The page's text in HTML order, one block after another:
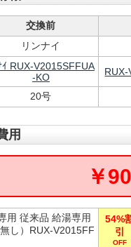
交換前
リンナイ
ｲ RUX-V2015SFFUA
-KO
20号
用
￥
用 従来品 給湯専用
し）RUX-V2015FF
54%
引
OFF